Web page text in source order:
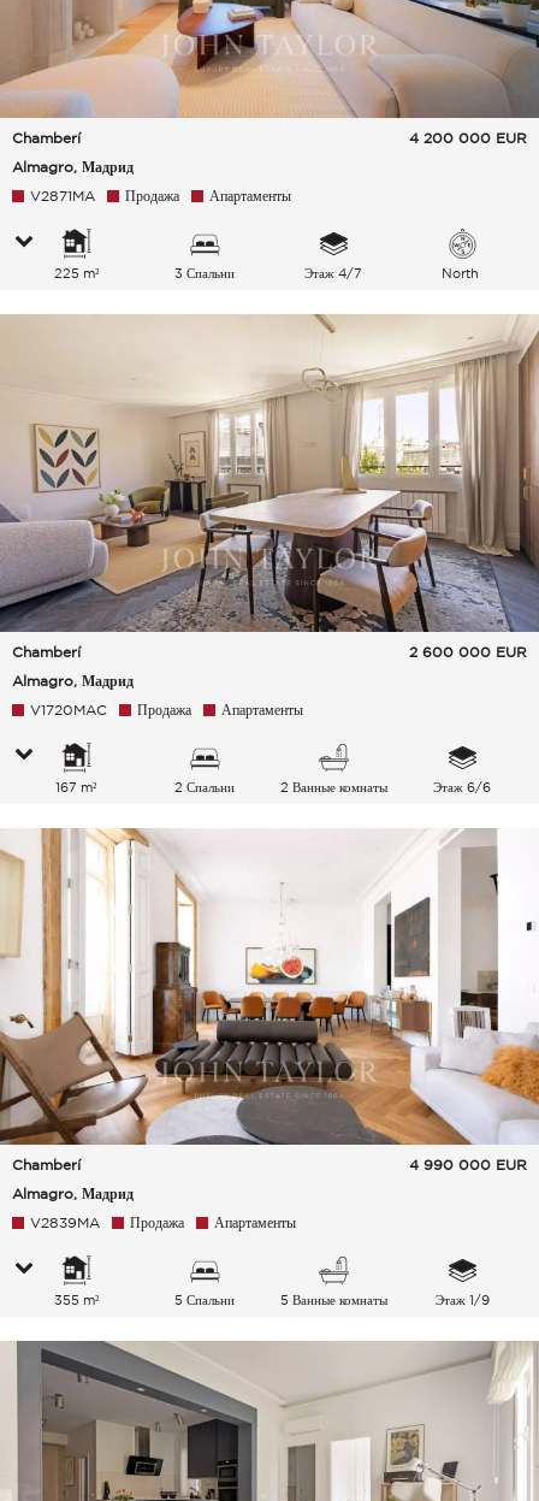
Chamberí
Almagro, Мадрид
4 200 000 EUR
V2871MA Продажа Апартаменты
225 m² 3 Спальни Этаж 4/7 North
Chamberí
Almagro, Мадрид
2 600 000 EUR
V1720MAC Продажа Апартаменты
167 m² 2 Спальни 2 Ванные комнаты Этаж 6/6
Chamberí
Almagro, Мадрид
4 990 000 EUR
V2839MA Продажа Апартаменты
355 m² 5 Спальни 5 Ванные комнаты Этаж 1/9